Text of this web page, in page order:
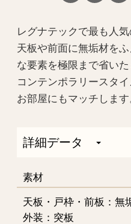
レグナテックで最も人気
天板や前面に無垢材を
な要素を極限まで省いた
コンテンポラリースタ
お部屋にもマッチします
詳細データ
素材
天板・戸枠・前板：無
外装：突板